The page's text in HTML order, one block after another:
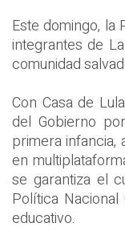
Este domingo, la
integrantes de
comunidad
Con Casa de
del Gobierno
primera infancia,
en
se garantiza el
Política
educativo.